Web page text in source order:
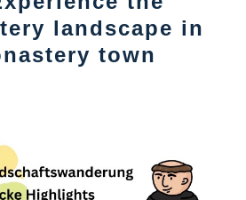
landscape in
town